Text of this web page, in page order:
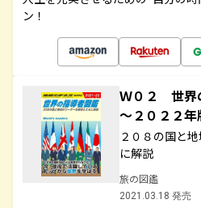
ン！
Ｗ０２ 世界
～２０２２
２０８の国と
に解説
旅の図鑑
2021.03.18 発売